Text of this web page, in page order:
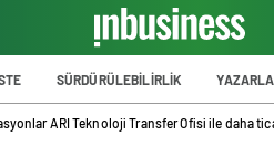
SÜRDÜRÜLEBİLİRLİK
ARI Teknoloji Transfer Ofisi ile daha